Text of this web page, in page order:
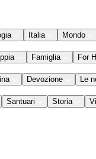
Italia Mondo
Famiglia For
Devozione Le
Santuari Storia